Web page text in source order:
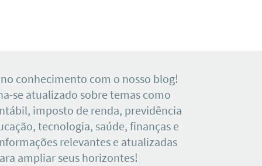
conhecimento com o nosso blog!
se atualizado sobre temas como
imposto de renda, previdência
tecnologia, saúde, finanças e
relevantes e atualizadas
ampliar seus horizontes!